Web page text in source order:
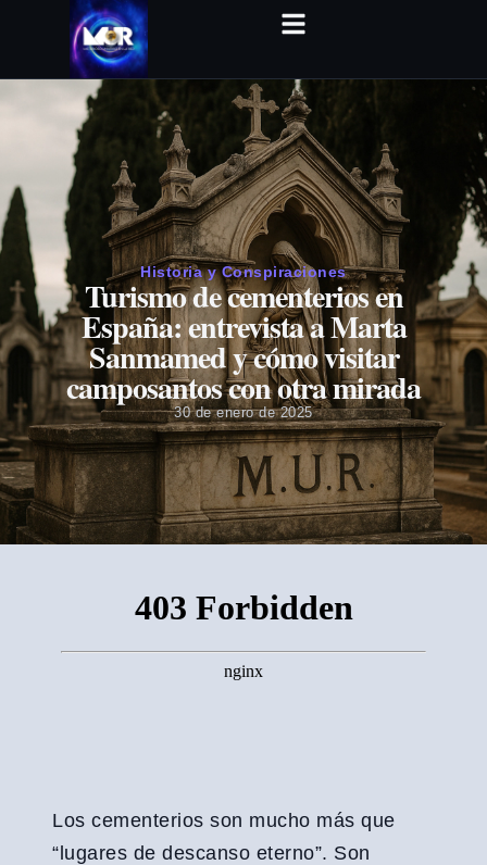
Historia y Conspiraciones
Turismo de cementerios en
España: entrevista a Marta
Sanmamed y cómo visitar
camposantos con otra mirada
30 de enero de 2025
Los cementerios son mucho más que
“lugares de descanso eterno”. Son